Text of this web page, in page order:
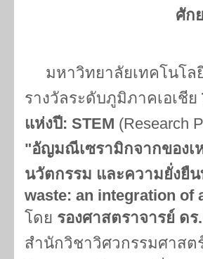
ศัก
มหาวิทยาลัยเทคโนโลยี
รางวัลระดับภูมิภาคเอเชีย
แห่งปี: STEM (Research
"อัญมณีเซรามิกจากของเ
นวัตกรรม และความยั่งยื
waste: an integration of
โดย รองศาสตราจารย์ ด
สำนักวิชาวิศวกรรมศาสต